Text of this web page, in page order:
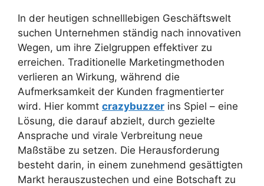
In der heutigen schnelllebigen Geschäftswelt
suchen Unternehmen ständig nach innovativen
Wegen, um ihre Zielgruppen effektiver zu
erreichen. Traditionelle Marketingmethoden
verlieren an Wirkung, während die
Aufmerksamkeit der Kunden fragmentierter
wird. Hier kommt crazybuzzer ins Spiel – eine
Lösung, die darauf abzielt, durch gezielte
Ansprache und virale Verbreitung neue
Maßstäbe zu setzen. Die Herausforderung
besteht darin, in einem zunehmend gesättigten
Markt herauszustechen und eine Botschaft zu